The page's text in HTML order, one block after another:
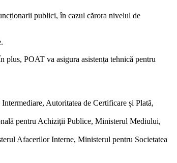
publici, în cazul cărora nivelul de
POAT va asigura asistența tehnică pentru
Autoritatea de Certificare și Plată,
pentru Achiziţii Publice, Ministerul Mediului,
Afacerilor Interne, Ministerul pentru Societatea